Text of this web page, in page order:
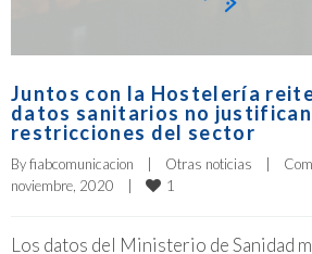
Juntos con la Hostelería
datos sanitarios no
restricciones del sector
By fiabcomunicacion Otras noticias
noviembre, 2020
1
Los datos del Ministerio de Sanidad